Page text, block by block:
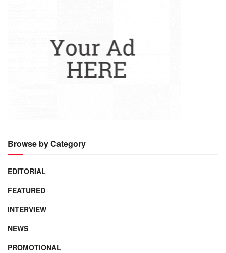
Browse by Category
EDITORIAL
FEATURED
INTERVIEW
NEWS
PROMOTIONAL